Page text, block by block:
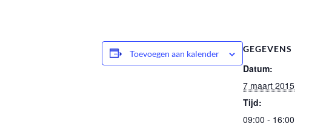
Toevoegen aan kalender GEGEVENS
Datum:
7 maart 2015
Tijd:
09:00 - 16:00